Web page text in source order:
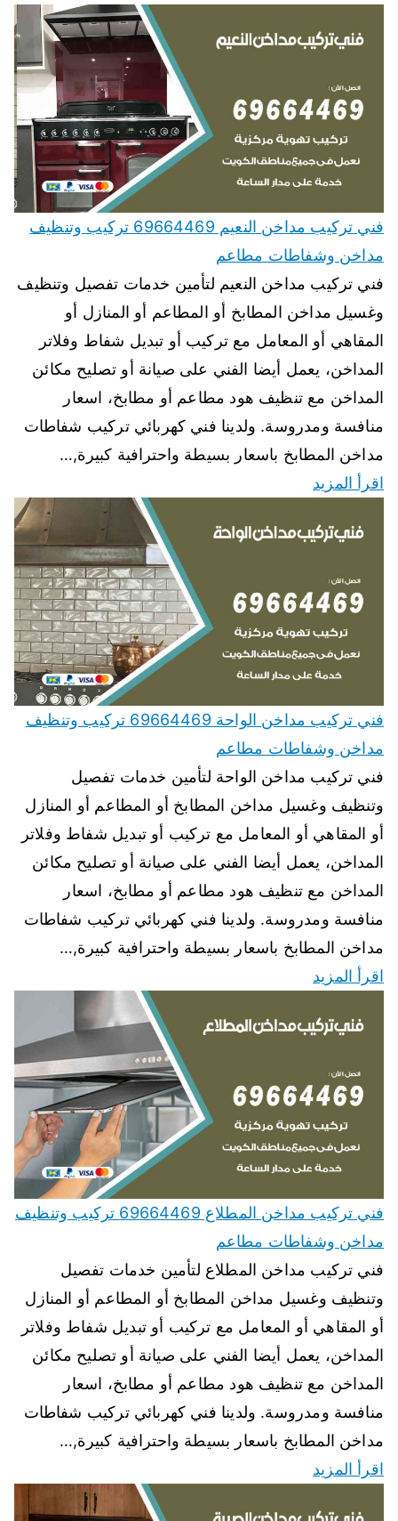
فني تركيب مداخن النعيم 69664469 تركيب وتنظيف
مداخن وشفاطات مطاعم
فني تركيب مداخن النعيم لتأمين خدمات تفصيل وتنظيف
وغسيل مداخن المطابخ أو المطاعم أو المنازل أو
المقاهي أو المعامل مع تركيب أو تبديل شفاط وفلاتر
المداخن، يعمل أيضا الفني على صيانة أو تصليح مكائن
المداخن مع تنظيف هود مطاعم أو مطابخ، اسعار
منافسة ومدروسة. ولدينا فني كهربائي تركيب شفاطات
مداخن المطابخ باسعار بسيطة واحترافية كبيرة,…
اقرأ المزيد
فني تركيب مداخن الواحة 69664469 تركيب وتنظيف
مداخن وشفاطات مطاعم
فني تركيب مداخن الواحة لتأمين خدمات تفصيل
وتنظيف وغسيل مداخن المطابخ أو المطاعم أو المنازل
أو المقاهي أو المعامل مع تركيب أو تبديل شفاط وفلاتر
المداخن، يعمل أيضا الفني على صيانة أو تصليح مكائن
المداخن مع تنظيف هود مطاعم أو مطابخ، اسعار
منافسة ومدروسة. ولدينا فني كهربائي تركيب شفاطات
مداخن المطابخ باسعار بسيطة واحترافية كبيرة,…
اقرأ المزيد
فني تركيب مداخن المطلاع 69664469 تركيب وتنظيف
مداخن وشفاطات مطاعم
فني تركيب مداخن المطلاع لتأمين خدمات تفصيل
وتنظيف وغسيل مداخن المطابخ أو المطاعم أو المنازل
أو المقاهي أو المعامل مع تركيب أو تبديل شفاط وفلاتر
المداخن، يعمل أيضا الفني على صيانة أو تصليح مكائن
المداخن مع تنظيف هود مطاعم أو مطابخ، اسعار
منافسة ومدروسة. ولدينا فني كهربائي تركيب شفاطات
مداخن المطابخ باسعار بسيطة واحترافية كبيرة,…
اقرأ المزيد